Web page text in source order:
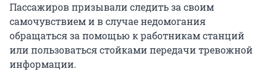
Пассажиров призывали следить за своим
самочувствием и в случае недомогания
обращаться за помощью к работникам станций
или пользоваться стойками передачи тревожной
информации.